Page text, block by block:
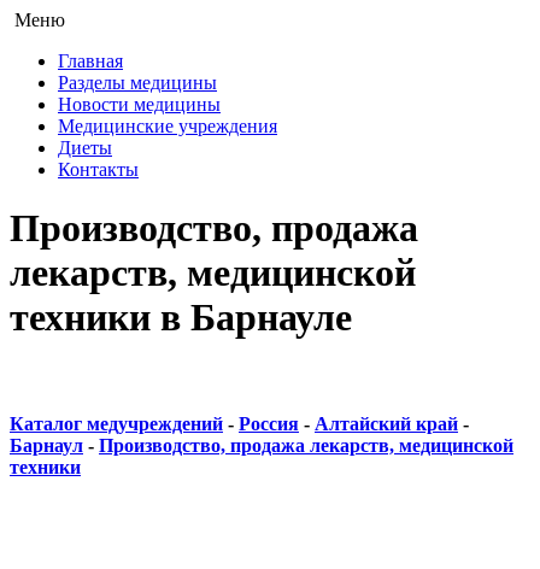
Меню
Главная
Разделы медицины
Новости медицины
Медицинские учреждения
Диеты
Контакты
Производство, продажа
лекарств, медицинской
техники в Барнауле
Каталог медучреждений - Россия - Алтайский край -
Барнаул - Производство, продажа лекарств, медицинской
техники